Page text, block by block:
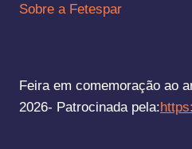
Sobre a Fetespar
Feira em comemoração ao
2026- Patrocinada pela: